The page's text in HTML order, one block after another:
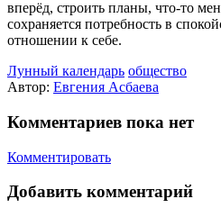
вперёд, строить планы, что-то
сохраняется потребность в
отношении к себе.
Лунный календарь общество
Автор: Евгения Асбаева
Комментариев пока нет
Комментировать
Добавить комментарий